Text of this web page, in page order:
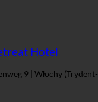
Hotel
9 | Włochy